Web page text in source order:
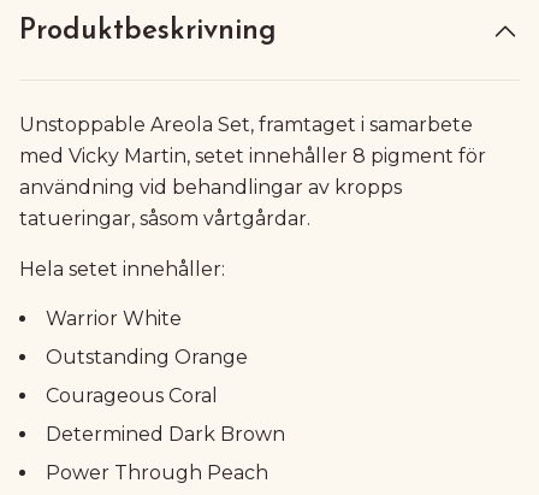
Produktbeskrivning
Unstoppable Areola Set, framtaget i samarbete
med Vicky Martin, setet innehåller 8 pigment för
användning vid behandlingar av kropps
tatueringar, såsom vårtgårdar.
Hela setet innehåller:
Warrior White
Outstanding Orange
Courageous Coral
Determined Dark Brown
Power Through Peach